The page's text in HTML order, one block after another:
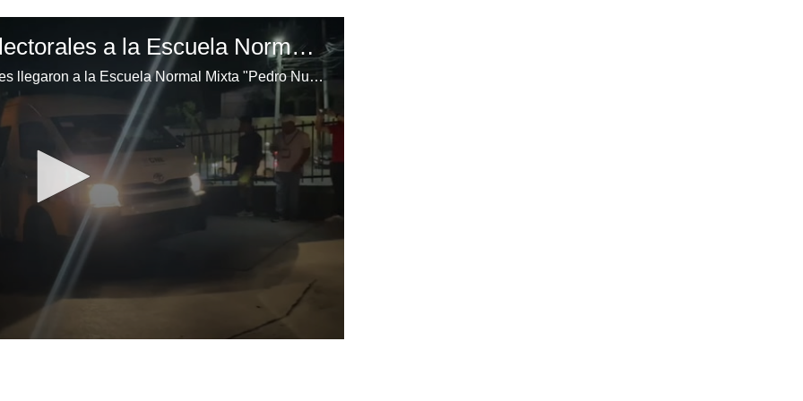
Llegan las maletas electorales a la Escuela Normal Mixta "Pedro Nufio"
Finalmente, las maletas electorales llegaron a la Escuela Normal Mixta "Pedro Nufio", permitiendo que el proceso electoral comience con normalidad después de varias horas de retraso.